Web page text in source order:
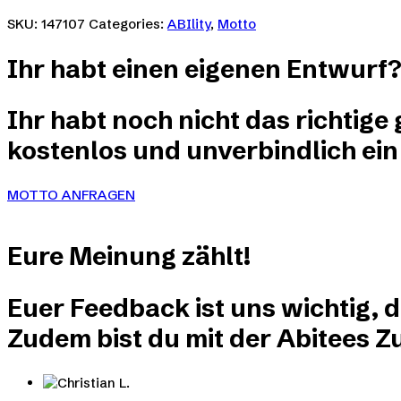
auf
Produktseite
gewählt
mehrere
auf.
Die
können
auf
der
werden
SKU: 147107 Categories: ABIlity, Motto
Ihr habt einen eigenen Entwurf?
Ihr habt noch nicht das richtige
kostenlos und unverbindlich
MOTTO ANFRAGEN
Eure Meinung zählt!
Euer Feedback ist uns wichtig,
Zudem bist du mit der Abitees